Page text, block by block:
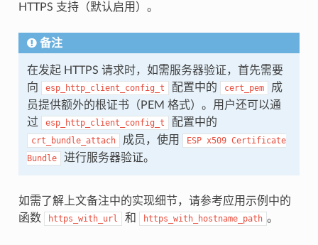
HTTPS 支持（默认启用）。
备注
在发起 HTTPS 请求时，如需服务器验证，首先需要
向
esp_http_client_config_t 配置中的 cert_pem
成
员提供额外的根证书（PEM 格式）。用户还可以通
过
esp_http_client_config_t 配置中的
crt_bundle_attach 成员，使用 ESP x509 Certificate
Bundle
进行服务器验证。
如需了解上文备注中的实现细节，请参考应用示例中的
函数
https_with_url 和 https_with_hostname_path 。